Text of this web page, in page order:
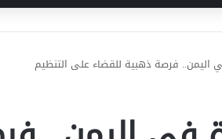
اليمن.. فرصة ذهبية للقضاء على التنظيم